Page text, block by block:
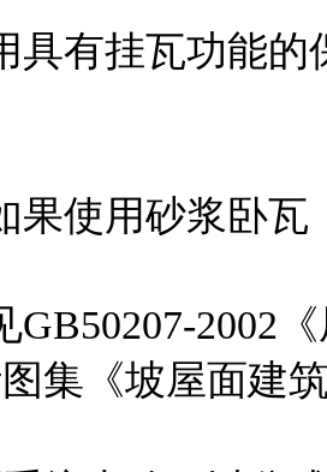
具有挂瓦功能
果使用砂浆卧
GB50207-2002
集《坡屋面建